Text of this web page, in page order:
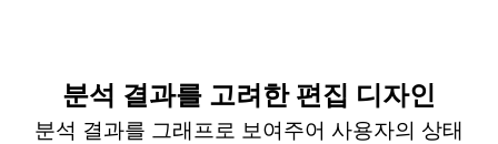
분석 결과를 고려한 편집 디자인
분석 결과를 그래프로 보여주어 사용자의 상태